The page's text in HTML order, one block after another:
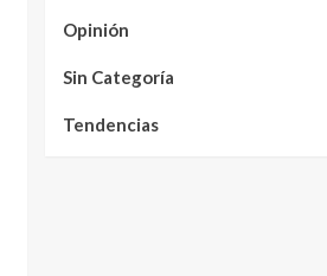
Opinión
Sin Categoría
Tendencias